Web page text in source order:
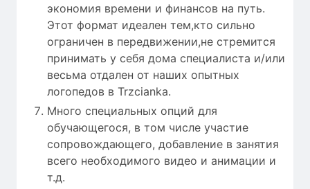
экономия времени и финансов на путь.
Этот формат идеален тем,кто сильно
ограничен в передвижении,не стремится
принимать у себя дома специалиста и/или
весьма отдален от наших опытных
логопедов в Trzcianka.
Много специальных опций для
обучающегося, в том числе участие
сопровождающего, добавление в занятия
всего необходимого видео и анимации и
т.д.